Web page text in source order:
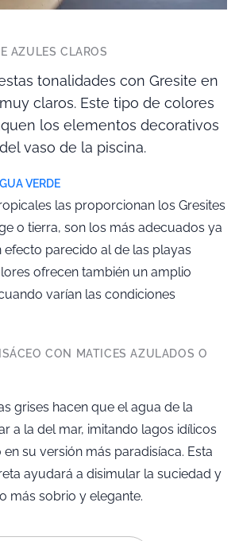
AZULES CLAROS
tonalidades con Gresite en
claros. Este tipo de colores
los elementos decorativos
vaso de la piscina.
VERDE
las proporcionan los Gresites
o tierra, son los más adecuados ya
parecido al de las playas
ofrecen también un amplio
varían las condiciones
CON MATICES AZULADOS O
grises hacen que el agua de la
a la del mar, imitando lagos idílicos
su versión más paradisíaca. Esta
ayudará a disimular la suciedad y
más sobrio y elegante.